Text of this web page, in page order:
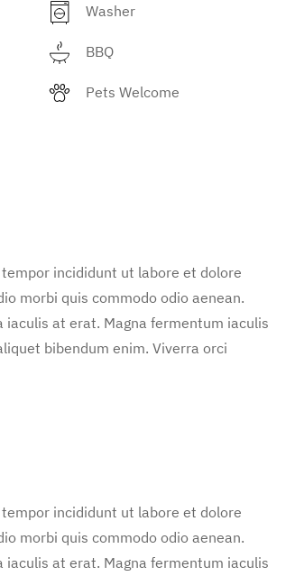
Washer
BBQ
Pets Welcome
incididunt ut labore et dolore
morbi quis commodo odio aenean.
at erat. Magna fermentum iaculis
bibendum enim. Viverra orci
incididunt ut labore et dolore
morbi quis commodo odio aenean.
at erat. Magna fermentum iaculis